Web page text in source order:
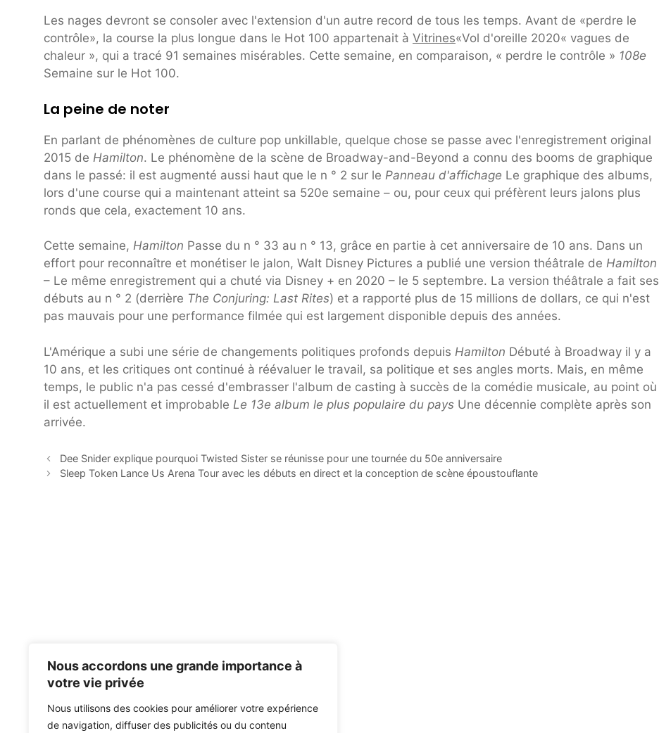
Nous accordons une grande importance à
votre vie privée
Nous utilisons des cookies pour améliorer votre expérience
de navigation, diffuser des publicités ou du contenu
Les nages devront se consoler avec l'extension d'un autre record de tous les temps. Avant de «perdre le
contrôle», la course la plus longue dans le Hot 100 appartenait à Vitrines«Vol d'oreille 2020« vagues de
chaleur », qui a tracé 91 semaines misérables. Cette semaine, en comparaison, « perdre le contrôle » 108e
Semaine sur le Hot 100.
La peine de noter
En parlant de phénomènes de culture pop unkillable, quelque chose se passe avec l'enregistrement original
2015 de Hamilton. Le phénomène de la scène de Broadway-and-Beyond a connu des booms de graphique
dans le passé: il est augmenté aussi haut que le n ° 2 sur le Panneau d'affichage Le graphique des albums,
lors d'une course qui a maintenant atteint sa 520e semaine – ou, pour ceux qui préfèrent leurs jalons plus
ronds que cela, exactement 10 ans.
Cette semaine, Hamilton Passe du n ° 33 au n ° 13, grâce en partie à cet anniversaire de 10 ans. Dans un
effort pour reconnaître et monétiser le jalon, Walt Disney Pictures a publié une version théâtrale de Hamilton
– Le même enregistrement qui a chuté via Disney + en 2020 – le 5 septembre. La version théâtrale a fait ses
débuts au n ° 2 (derrière The Conjuring: Last Rites) et a rapporté plus de 15 millions de dollars, ce qui n'est
pas mauvais pour une performance filmée qui est largement disponible depuis des années.
L'Amérique a subi une série de changements politiques profonds depuis Hamilton Débuté à Broadway il y a
10 ans, et les critiques ont continué à réévaluer le travail, sa politique et ses angles morts. Mais, en même
temps, le public n'a pas cessé d'embrasser l'album de casting à succès de la comédie musicale, au point où
il est actuellement et improbable Le 13e album le plus populaire du pays Une décennie complète après son
arrivée.
Dee Snider explique pourquoi Twisted Sister se réunisse pour une tournée du 50e anniversaire
Sleep Token Lance Us Arena Tour avec les débuts en direct et la conception de scène époustouflante